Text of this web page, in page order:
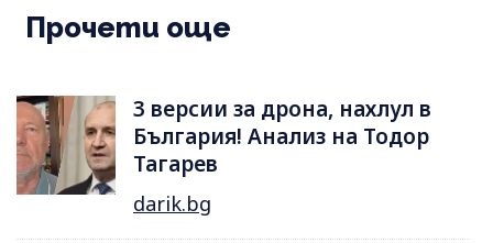
Прочети още
3 версии за дрона, нахлул в
България! Анализ на Тодор
Тагарев
darik.bg